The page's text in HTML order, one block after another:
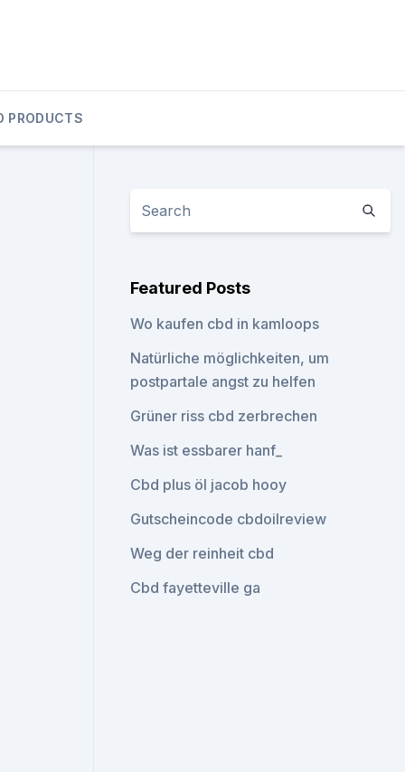
PRODUCTS
Featured Posts
Wo kaufen cbd in kamloops
Natürliche möglichkeiten, um
postpartale angst zu helfen
Grüner riss cbd zerbrechen
Was ist essbarer hanf_
Cbd plus öl jacob hooy
Gutscheincode cbdoilreview
Weg der reinheit cbd
Cbd fayetteville ga